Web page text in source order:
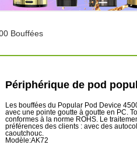
Bouffées
Périphérique de pod
Les bouffées du Popular Pod Device
avec une pointe goutte à goutte en PC.
conformes à la norme ROHS. Le
préférences des clients : avec des
caoutchouc.
Modèle:AK72